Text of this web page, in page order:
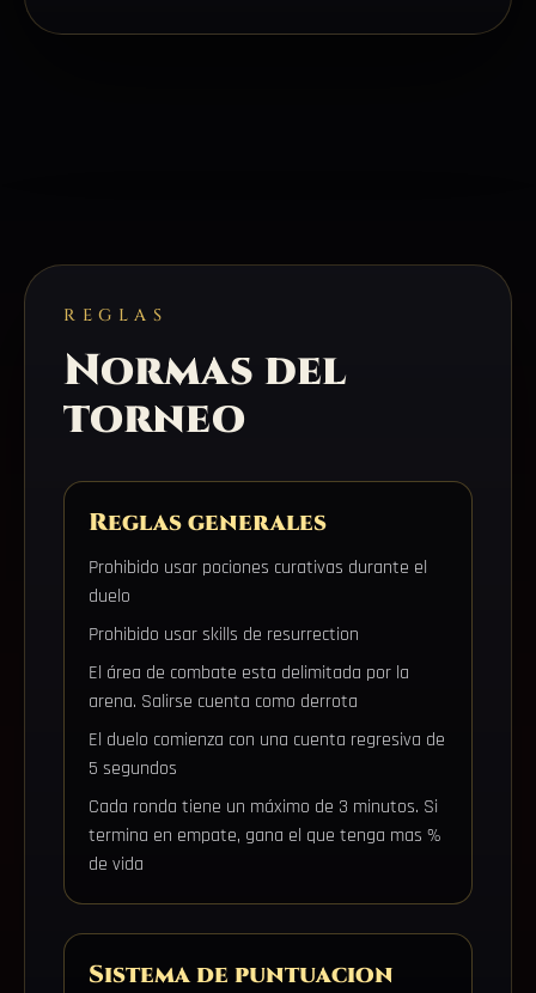
REGLAS
Normas del
torneo
Reglas generales
Prohibido usar pociones curativas durante el
duelo
Prohibido usar skills de resurrection
El área de combate esta delimitada por la
arena. Salirse cuenta como derrota
El duelo comienza con una cuenta regresiva de
5 segundos
Cada ronda tiene un máximo de 3 minutos. Si
termina en empate, gana el que tenga mas %
de vida
Sistema de puntuacion